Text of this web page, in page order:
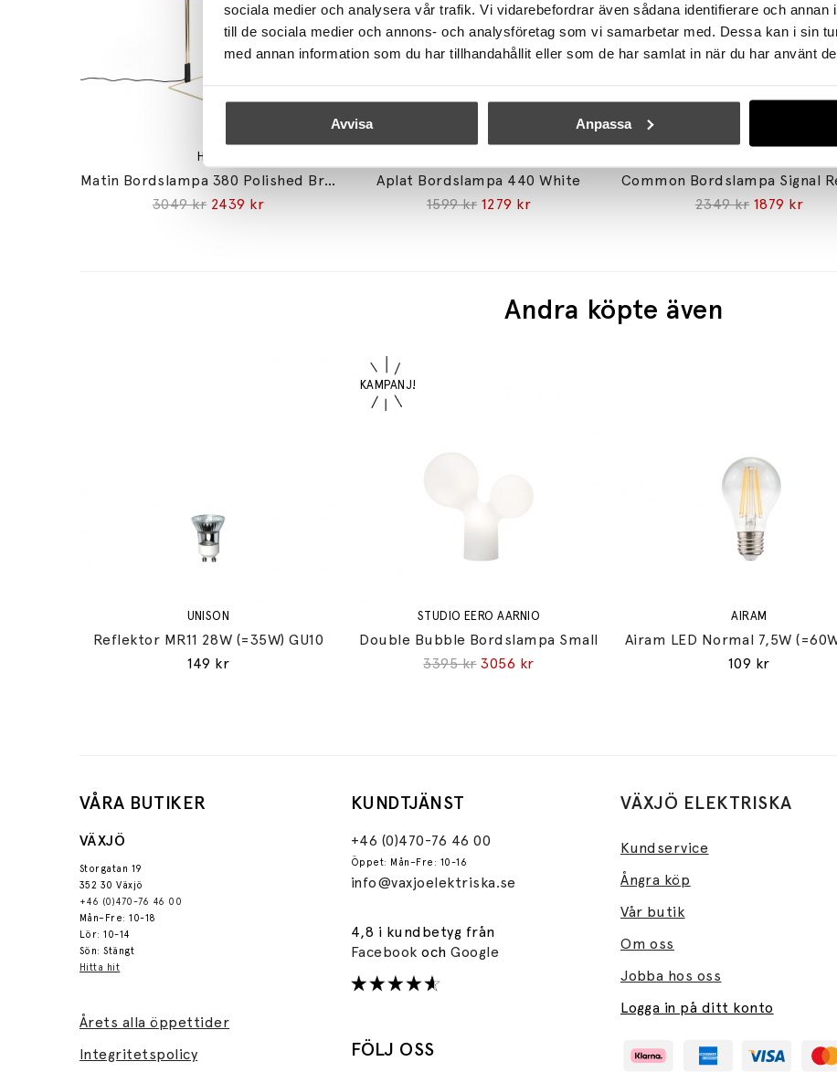
sociala medier och analysera vår trafik. Vi vidarebefordrar även sådana identifierare och annan
till de sociala medier och annons- och analysföretag som vi samarbetar med. Dessa kan i sin
med annan information som du har tillhandahållit eller som de har samlat in när du har använt
Avvisa Anpassa
HAY
Matin Bordslampa 380 Polished Brass/Peach
3049 kr 2439 kr
Aplat Bordslampa 440 White
1599 kr 1279 kr
2349 kr 1879 kr
Andra köpte även
UNISON
Reflektor MR11 28W (=35W) GU10
149 kr
STUDIO EERO AARNIO
Double Bubble Bordslampa Small
3395 kr 3056 kr
AIRAM
Airam LED Normal 7,5W
109 kr
VÅRA BUTIKER
VÄXJÖ
Storgatan 19
352 30 Växjö
+46 (0)470-76 46 00
Mån–Fre: 10-18
Lör: 10-14
Sön: Stängt
Hitta hit
Årets alla öppettider
Integritetspolicy
KUNDTJÄNST
+46 (0)470-76 46 00
Öppet: Mån–Fre: 10-16
info@vaxjoelektriska.se
4,8 i kundbetyg från
FacebookochGoogle
VÄXJÖ ELEKTRISKA
Kundservice
Ångra köp
Vår butik
Om oss
Jobba hos oss
Logga in på ditt konto
FÖLJ OSS